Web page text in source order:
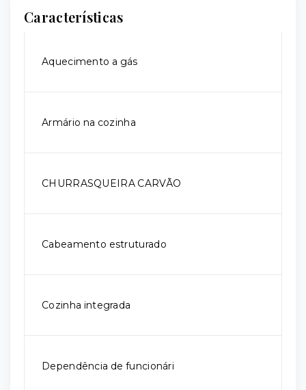
Características
Aquecimento a gás
Armário na cozinha
CHURRASQUEIRA CARVÃO
Cabeamento estruturado
Cozinha integrada
Dependência de funcionári